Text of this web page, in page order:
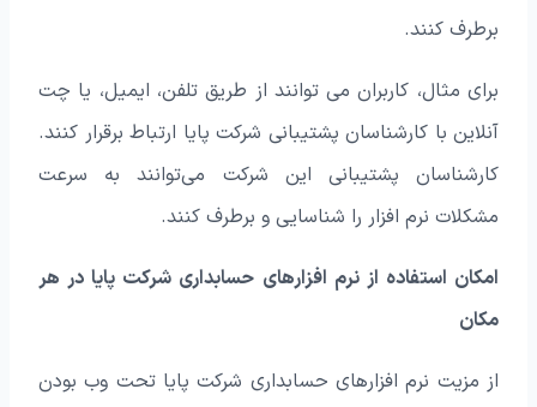
برطرف کنند.
برای مثال، کاربران می‌ توانند از طریق تلفن، ایمیل، یا چت
آنلاین با کارشناسان پشتیبانی شرکت پایا ارتباط برقرار کنند.
کارشناسان پشتیبانی این شرکت می‌توانند به سرعت
مشکلات نرم افزار را شناسایی و برطرف کنند.
امکان استفاده از نرم افزارهای حسابداری شرکت پایا در هر
مکان
از مزیت نرم افزارهای حسابداری شرکت پایا تحت وب بودن